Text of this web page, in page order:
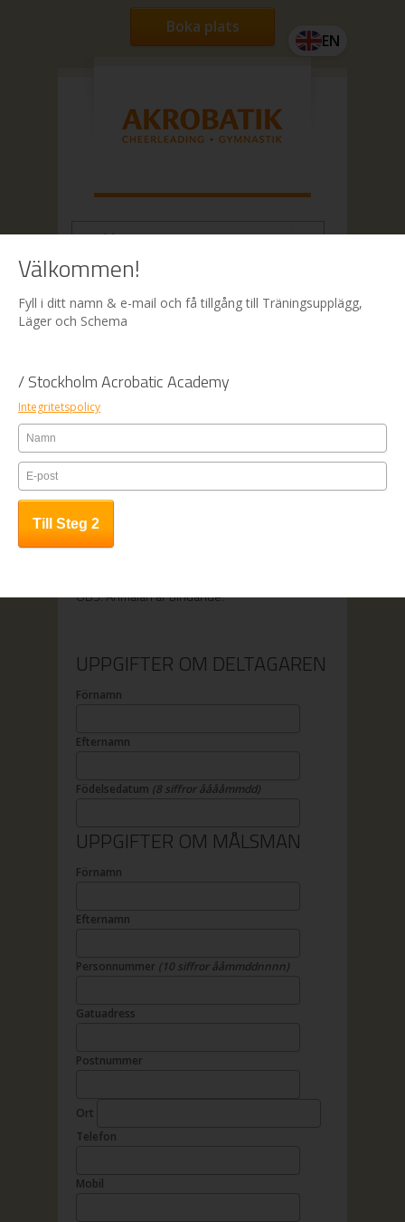
EN
Boka plats
Boka
1. Fyll i anmälningsformuläret
3. All kursinfo sänds till angiven e-
mailadress
1. Fyll i anmälningsformuläret
2. Faktura samt kursinfo sänds till
OBS! Anmälan är bindande.
UPPGIFTER OM DELTAGAREN
Förnamn
Efternamn
Födelsedatum (8 siffror ååååmmdd)
UPPGIFTER OM MÅLSMAN
Förnamn
Efternamn
Personnummer (10 siffror ååmmddnnnn)
Gatuadress
Postnummer
Ort
Telefon
Mobil
Välkommen!
Fyll i ditt namn & e-mail och få tillgång till Träningsupplägg,
Läger och Schema
/ Stockholm Acrobatic Academy
Integritetspolicy